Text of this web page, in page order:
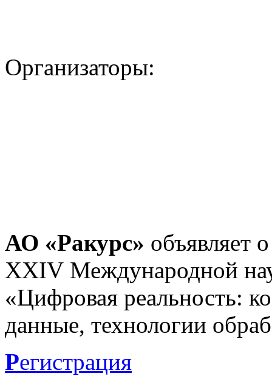
Организаторы:
АО «Ракурс» объявляет
XXIV Международной
«Цифровая реальность:
данные, технологии
Регистрация